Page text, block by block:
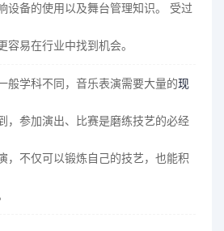
设备的使用以及舞台管理知识。 受过
容易在行业中找到机会。
般学科不同，音乐表演需要大量的现
，参加演出、比赛是磨练技艺的必经
，不仅可以锻炼自己的技艺，也能积